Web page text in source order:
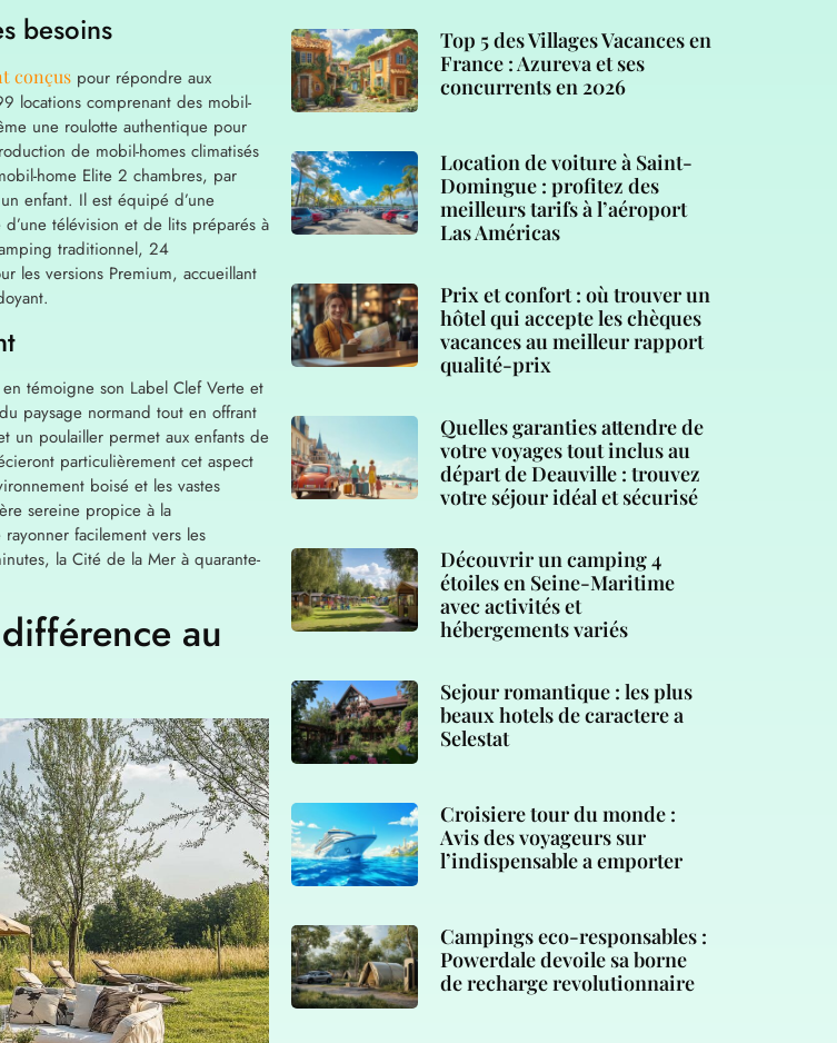
besoins
conçus pour répondre aux
locations comprenant des mobil-
une roulotte authentique pour
de mobil-homes climatisés
home Elite 2 chambres, par
enfant. Il est équipé d’une
télévision et de lits préparés à
traditionnel, 24
les versions Premium, accueillant
témoigne son Label Clef Verte et
paysage normand tout en offrant
un poulailler permet aux enfants de
particulièrement cet aspect
boisé et les vastes
sereine propice à la
facilement vers les
la Cité de la Mer à quarante-
au
Top 5 des Villages Vacances en
France : Azureva et ses
concurrents en 2026
Location de voiture à Saint-
Domingue : profitez des
meilleurs tarifs à l’aéroport
Las Américas
Prix et confort : où trouver un
hôtel qui accepte les chèques
vacances au meilleur rapport
qualité-prix
Quelles garanties attendre de
votre voyages tout inclus au
départ de Deauville : trouvez
votre séjour idéal et sécurisé
Découvrir un camping 4
étoiles en Seine-Maritime
avec activités et
hébergements variés
Sejour romantique : les plus
beaux hotels de caractere a
Selestat
Croisiere tour du monde :
Avis des voyageurs sur
l’indispensable a emporter
Campings eco-responsables :
Powerdale devoile sa borne
de recharge revolutionnaire